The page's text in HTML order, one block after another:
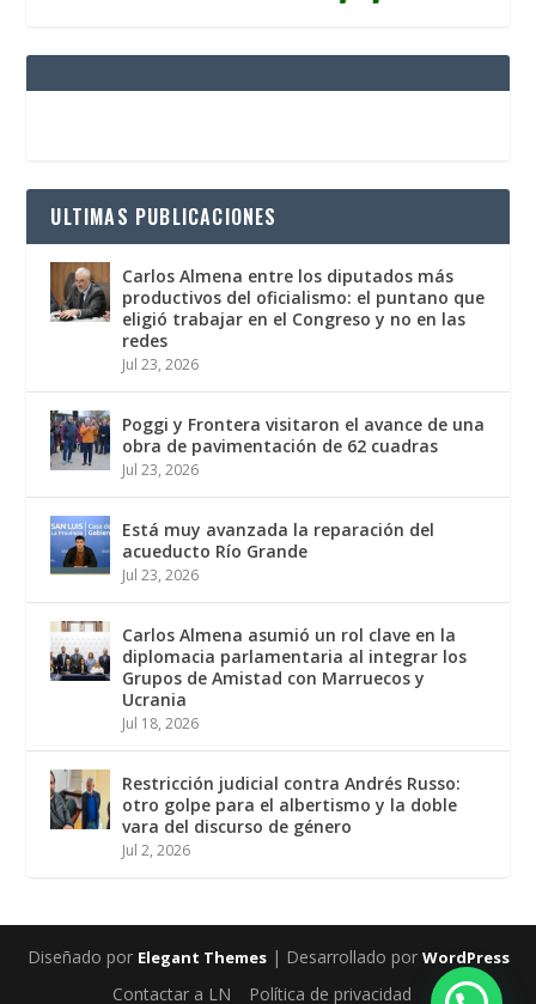
ULTIMAS PUBLICACIONES
Carlos Almena entre los diputados más
productivos del oficialismo: el puntano que
eligió trabajar en el Congreso y no en las
redes
Jul 23, 2026
Poggi y Frontera visitaron el avance de una
obra de pavimentación de 62 cuadras
Jul 23, 2026
Está muy avanzada la reparación del
acueducto Río Grande
Jul 23, 2026
Carlos Almena asumió un rol clave en la
diplomacia parlamentaria al integrar los
Grupos de Amistad con Marruecos y
Ucrania
Jul 18, 2026
Restricción judicial contra Andrés Russo:
otro golpe para el albertismo y la doble
vara del discurso de género
Jul 2, 2026
Diseñado por Elegant Themes| Desarrollado por WordPress
Contactar a LN Política de privacidad